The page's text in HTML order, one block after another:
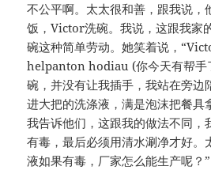
不公平啊。太太很和善，跟我说，
饭，Victor洗碗。我说，这跟我家
碗这种简单劳动。她笑着说，
helpanton hodiau (你今天有帮手
碗，并没有让我插手，我站在旁边
进大把的洗涤液，满是泡沫把餐具
我告诉他们，这跟我的做法不同，
有毒，最后必须用清水涮净才好。
液如果有毒，厂家怎么能生产呢？”